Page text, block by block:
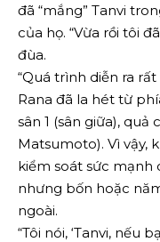
đã “mắng” Tanvi
của họ. “Vừa rồi tôi
đùa.
“Quá trình diễn ra
Rana đã la hét từ
sân 1 (sân giữa),
Matsumoto). Vì vậy,
kiểm soát sức mạnh
nhưng bốn hoặc
ngoài.
“Tôi nói, ‘Tanvi, nếu